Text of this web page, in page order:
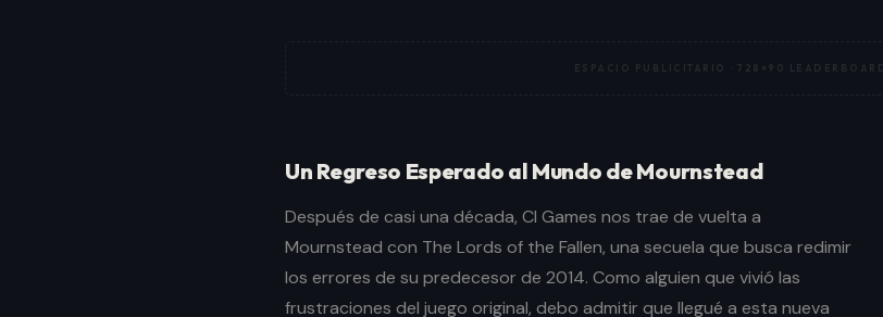
ESPACIO PUBLICITARIO ·728×90 LEADERBOARD
Un Regreso Esperado al Mundo de Mournstead
Después de casi una década, CI Games nos trae de vuelta a
Mournstead con The Lords of the Fallen, una secuela que busca redimir
los errores de su predecesor de 2014. Como alguien que vivió las
frustraciones del juego original, debo admitir que llegué a esta nueva